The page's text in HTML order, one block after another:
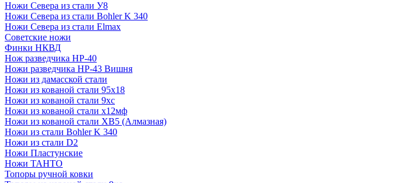
Ножи Севера из стали У8
Ножи Севера из стали Bohler K 340
Ножи Севера из стали Elmax
Советские ножи
Финки НКВД
Нож разведчика НР-40
Ножи разведчика НР-43 Вишня
Ножи из дамасской стали
Ножи из кованой стали 95х18
Ножи из кованой стали 9хс
Ножи из кованой стали х12мф
Ножи из кованой стали ХВ5 (Алмазная)
Ножи из стали Bohler K 340
Ножи из стали D2
Ножи Пластунские
Ножи ТАНТО
Топоры ручной ковки